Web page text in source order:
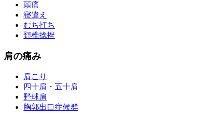
頭痛
寝違え
むち打ち
頚椎捻挫
肩の痛み
肩こり
四十肩・五十肩
野球肩
胸郭出口症候群